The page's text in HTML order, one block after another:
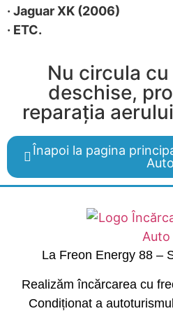
· Jaguar XK (2006)
· ETC.
Nu circula
deschise,
reparația
Înapoi la pagina
Auto
La Freon Energy 88 –
Realizăm încărcarea cu
Condiționat a